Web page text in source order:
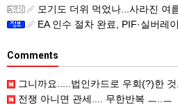
모기도 더위 먹었나...사라진 여
EA 인수 절차 완료, PIF·실버레
Comments
그니까요.....법인카드로 우회(?)한 것도
전쟁 아니면 관세.... 무한반복 ㅡ..ㅡ